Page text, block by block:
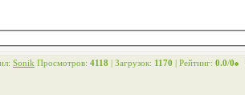
: Sonik Просмотров: 4118 | Загрузок: 1170 | Рейтинг: 0.0/0